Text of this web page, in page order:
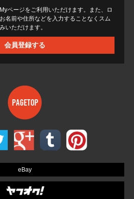
ページをご利用いただけます。また、ロ
名前や住所などを入力することなくスム
いただけます。
会員登録する
eBay